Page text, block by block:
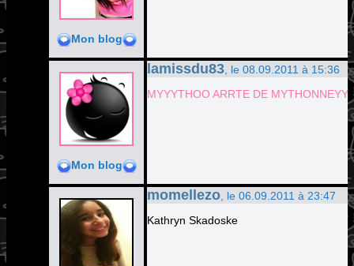
Mon blog
Mon blog
lamissdu83 , le 08.09.2011 à 15:36
MYYYTHOO ARRTE DE MYTHONNEYY
momellezo , le 06.09.2011 à 23:47
Kathryn Skadoske